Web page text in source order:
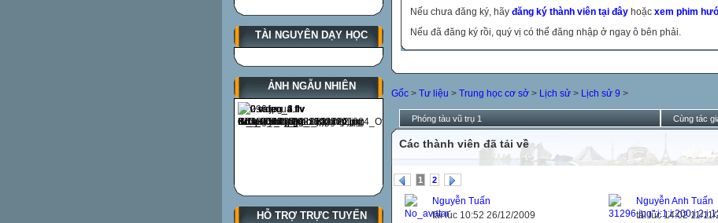
TÀI NGUYÊN DẠY HỌC
ẢNH NGẪU NHIÊN
HỖ TRỢ TRỰC TUYẾN
Nếu chưa đăng ký, hãy đăng ký thành viên tại đây hoặc xem phim
Nếu đã đăng ký rồi, quý vị có thể đăng nhập ở ngay ô bên phải.
Gốc > Tư liệu > Trung học cơ sở > Lịch sử > Lịch sử 9 >
Phóng tàu vũ trụ 1 Cùng tác
Các thành viên đã tải về
1 2
Nguyễn Tuấn
tải lúc 10:52 26/12/2009
Nguyễn Anh Tuấn
tải lúc 14:02 11/